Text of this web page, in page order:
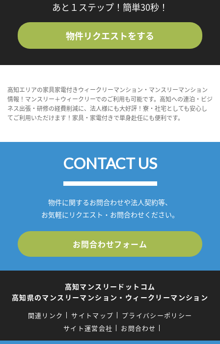
あと１ステップ！簡単30秒！
物件リクエストをする
高知エリアの家具家電付きウィークリーマンション・マンスリーマンション
情報！マンスリー＋ウィークリーでのご利用も可能です。高知への連泊・ビジ
ネス出張・研修の経費削減に、法人様にも大好評！寮・社宅としても安心し
てご利用いただけます！家具・家電付きで単身赴任にも便利です。
CONTACT US
物件に関するお問合わせや法人契約等、
お気軽にリクエスト・お問合わせください。
お問合わせフォーム
高知マンスリードットコム
高知県のマンスリーマンション・ウィークリーマンション
関連リンク サイトマップ
プライバシーポリシー
サイト運営会社
お問合わせ